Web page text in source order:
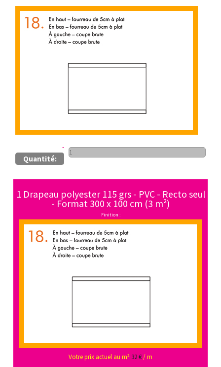
Quantité:
1 Drapeau polyester 115 grs - PVC - Recto seul
- Format 300 x 100 cm (3 m²)
Finition :
Votre prix actuel au m² 32 €/ m